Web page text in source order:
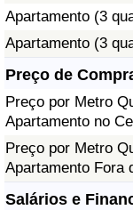
Apartamento (3
Apartamento (3
Preço de
Preço por Metro
Apartamento no
Preço por Metro
Apartamento Fora
Salários e